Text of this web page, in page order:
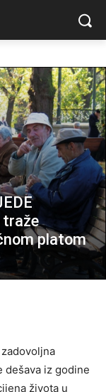
traže
platom
dešava iz godine
života u